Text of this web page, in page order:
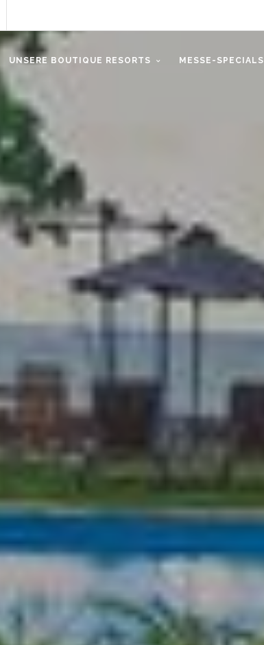
UNSERE BOUTIQUE RESORTS MESSE-SPECIALS